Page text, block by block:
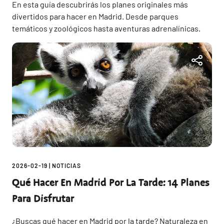
En esta guía descubrirás los planes originales más
divertidos para hacer en Madrid. Desde parques
temáticos y zoológicos hasta aventuras adrenalínicas.
2026-02-19 NOTICIAS
Qué Hacer En Madrid Por La Tarde: 14 Planes
Para Disfrutar
¿Buscas qué hacer en Madrid por la tarde? Naturaleza en